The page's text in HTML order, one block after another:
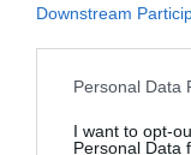
Downstream
Personal Data
I want to opt-
Personal Data
υπέδειξε την
ως εξαιρετικά
επιδότηση των
ανακοινώθηκε